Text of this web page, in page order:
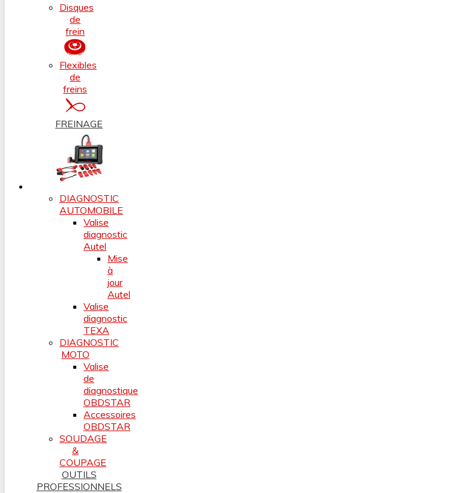
Disques
de
frein
Flexibles
de
freins
FREINAGE
DIAGNOSTIC
AUTOMOBILE
Valise
diagnostic
Autel
Mise
à
jour
Autel
Valise
diagnostic
TEXA
DIAGNOSTIC
MOTO
Valise
de
diagnostique
OBDSTAR
Accessoires
OBDSTAR
SOUDAGE
&
COUPAGE
OUTILS
PROFESSIONNELS